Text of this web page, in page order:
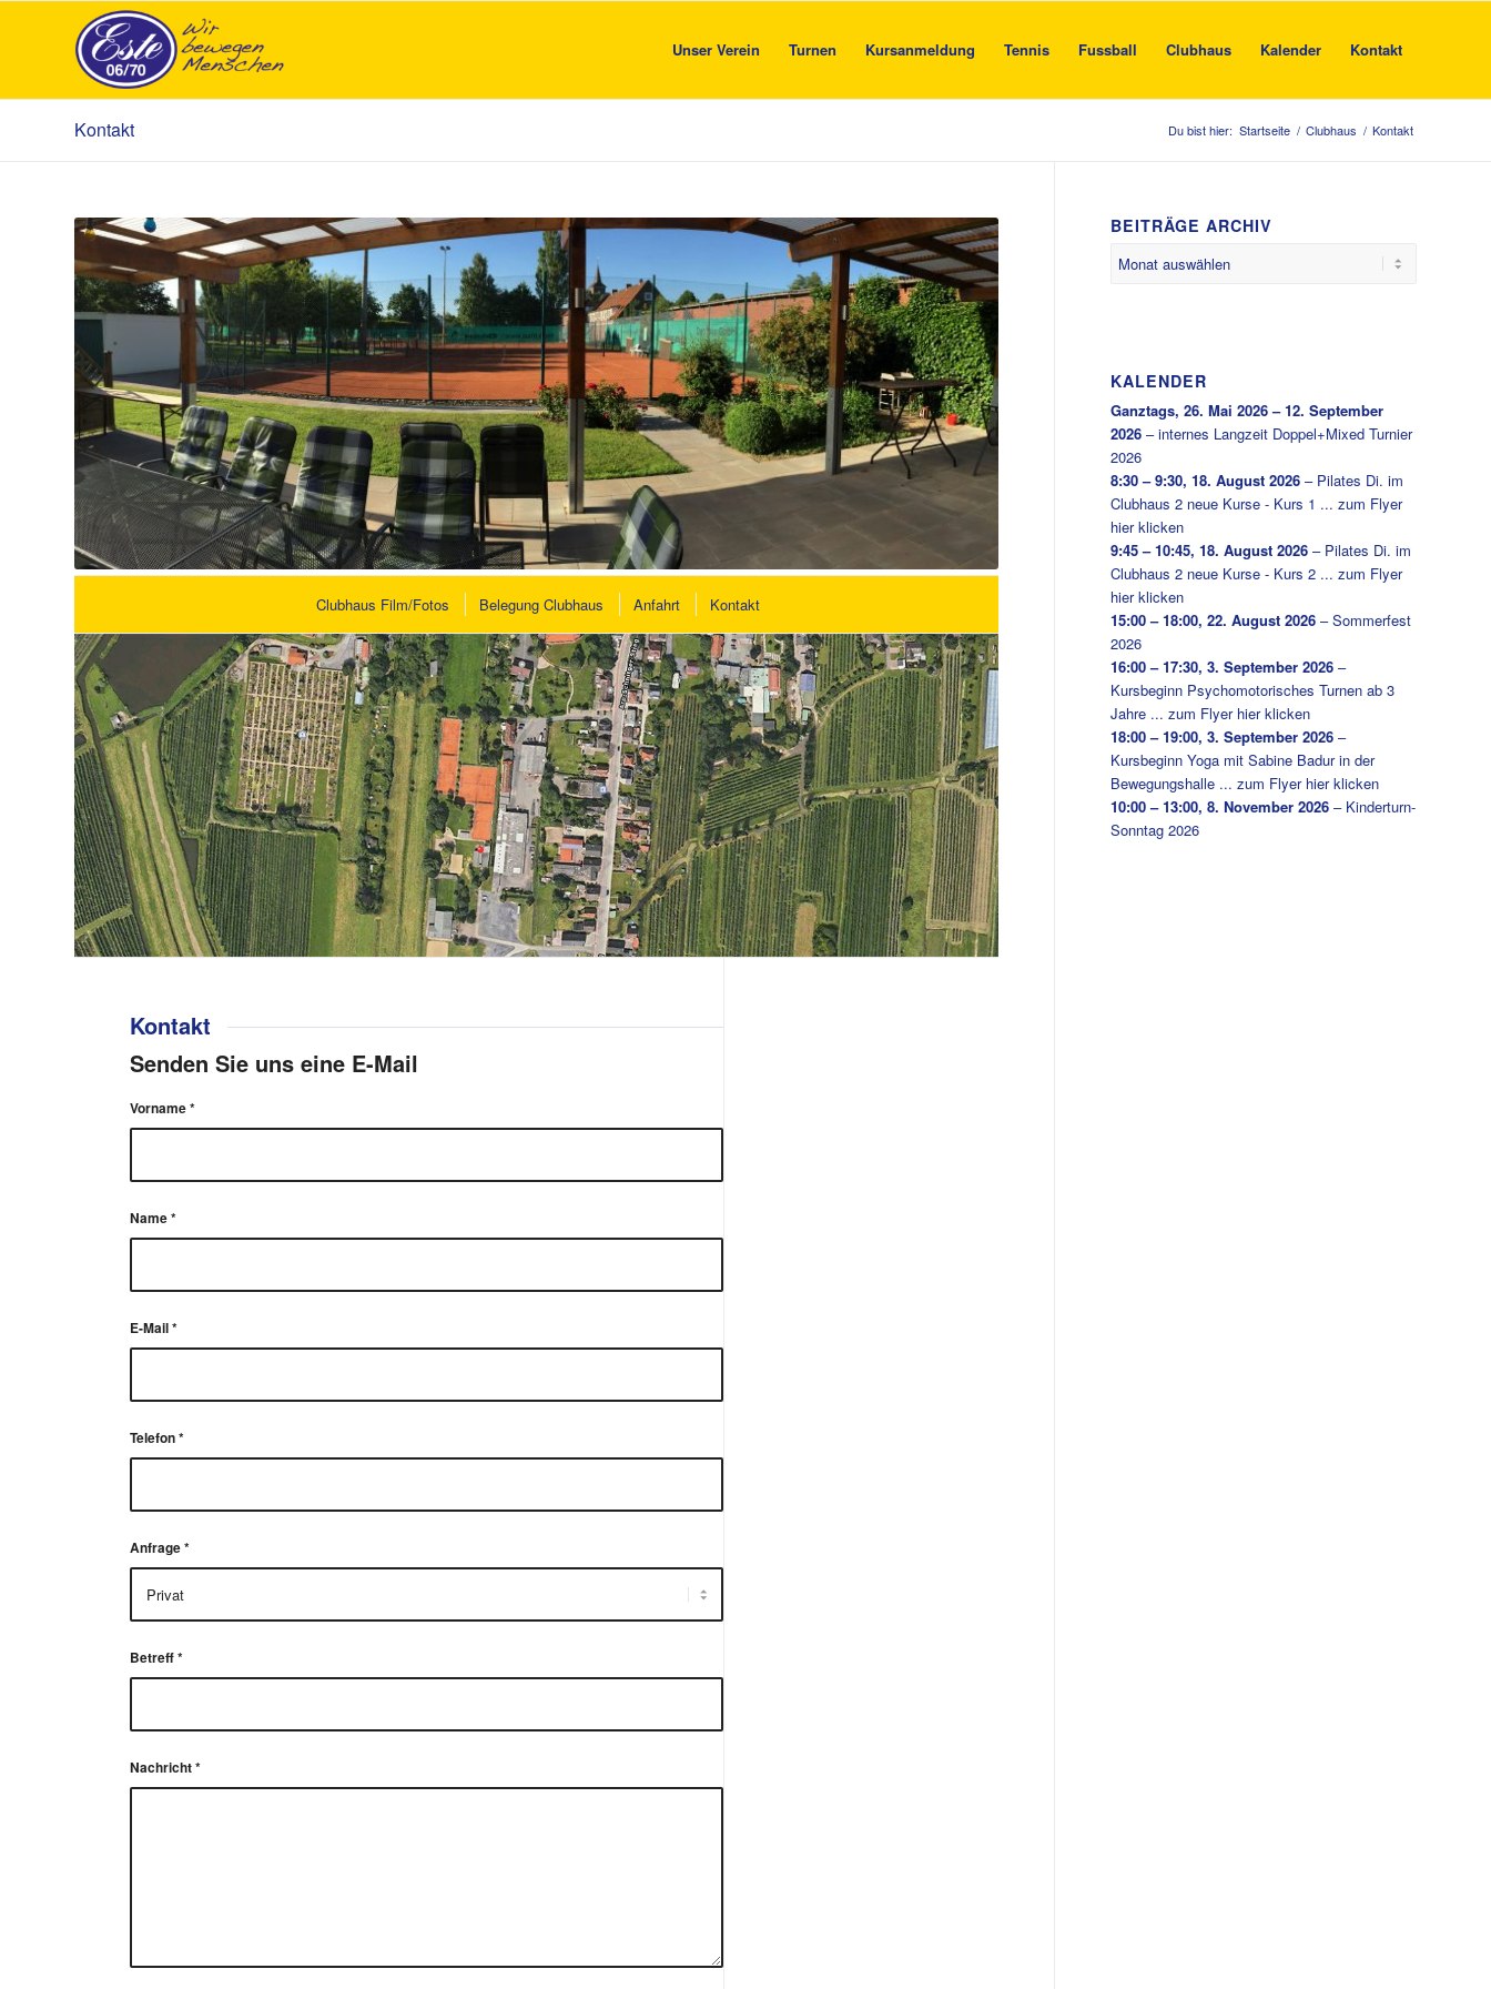
Unser Verein Turnen Kursanmeldung Tennis Fussball Clubhaus Kalender Kontakt
Kontakt Du bist hier: Startseite / Clubhaus / Kontakt
Clubhaus Film/Fotos Belegung Clubhaus Anfahrt Kontakt
Kontakt
Senden Sie uns eine E-Mail
Vorname*
Name*
E-Mail*
Telefon*
Anfrage*
Betreff*
Nachricht*
BEITRÄGE ARCHIV
KALENDER
Ganztags,26. Mai 2026 – 12. September
2026 –internes Langzeit Doppel+Mixed Turnier
2026
8:30 – 9:30,18. August 2026 – Pilates Di. im
Clubhaus 2 neue Kurse - Kurs 1 ... zum Flyer
hier klicken
9:45 – 10:45,18. August 2026 – Pilates Di. im
Clubhaus 2 neue Kurse - Kurs 2 ... zum Flyer
hier klicken
15:00 – 18:00,22. August 2026 –Sommerfest
2026
16:00 – 17:30,3. September 2026 –
Kursbeginn Psychomotorisches Turnen ab 3
Jahre ... zum Flyer hier klicken
18:00 – 19:00,3. September 2026 –
Kursbeginn Yoga mit Sabine Badur in der
Bewegungshalle ... zum Flyer hier klicken
10:00 – 13:00,8. November 2026 – Kinderturn-
Sonntag 2026